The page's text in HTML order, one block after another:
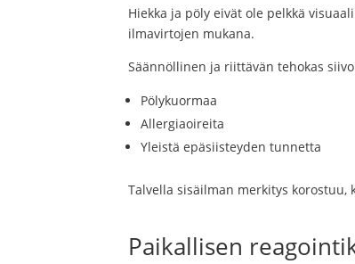
Hiekka ja pöly eivät ole pelkkä
ilmavirtojen mukana.
Säännöllinen ja riittävän tehokas
Pölykuormaa
Allergiaoireita
Yleistä epäsiisteyden tunnetta
Talvella sisäilman merkitys
Paikallisen